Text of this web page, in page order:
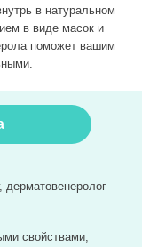
в натуральном
в виде масок и
поможет вашим
дерматовенеролог
свойствами,